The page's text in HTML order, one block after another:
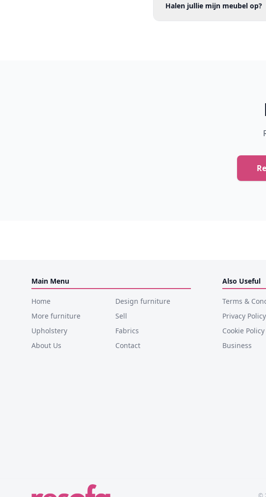
Halen jullie mijn meubel op?
Main Menu
Home
Design furniture
More furniture
Sell
Upholstery
Fabrics
About Us
Contact
Also Useful
Terms &
Privacy Policy
Cookie Policy
Business